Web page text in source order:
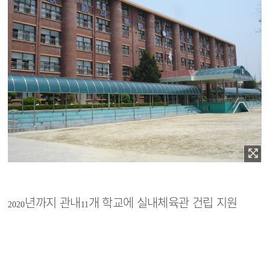
2020년까지 관내 11 개 학교에 실내체육관 건립 지원